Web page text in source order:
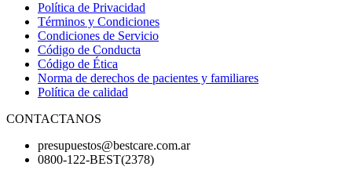
Política de Privacidad
Términos y Condiciones
Condiciones de Servicio
Código de Conducta
Código de Ética
Norma de derechos de pacientes y familiares
Política de calidad
CONTACTANOS
presupuestos@bestcare.com.ar
0800-122-BEST(2378)